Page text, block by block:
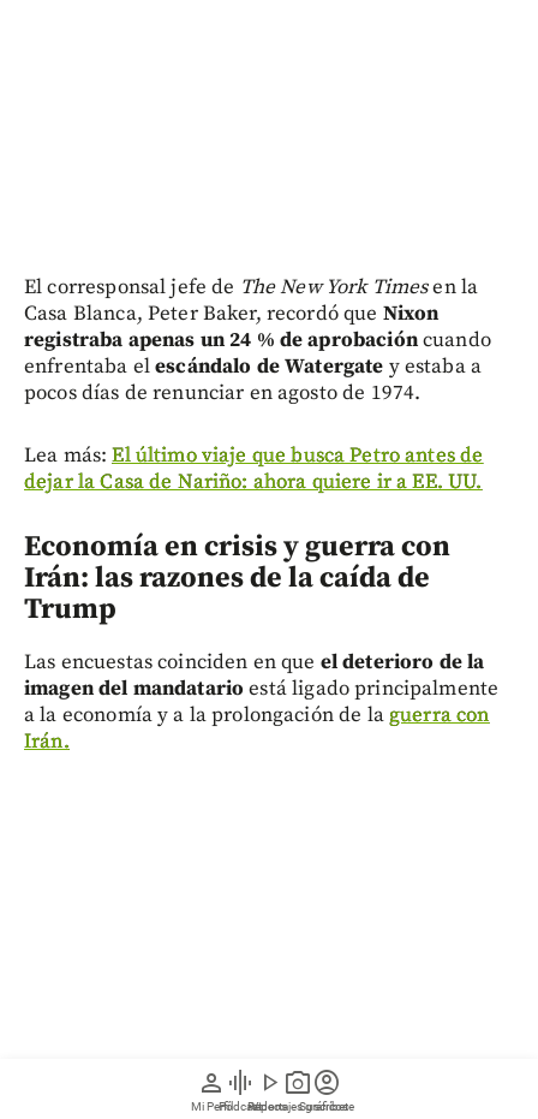
person
Mi Perfil
graphic_eq
Pódcast
play_arrow
Videos
photo_camera
Reportajes gráficos
account_circle
Suscríbete
El corresponsal jefe de The New York Timesen la
Casa Blanca, Peter Baker, recordó que Nixon
registraba apenas un 24 % de aprobacióncuando
enfrentaba elescándalo de Watergate y estaba a
pocos días de renunciar en agosto de 1974.
Lea más:El último viaje que busca Petro antes de
dejar la Casa de Nariño: ahora quiere ir a EE. UU.
Economía en crisis y guerra con
Irán: las razones de la caída de
Trump
Las encuestas coinciden en que el deterioro de la
imagen del mandatarioestá ligado principalmente
a la economía y a la prolongación de la guerra con
Irán.